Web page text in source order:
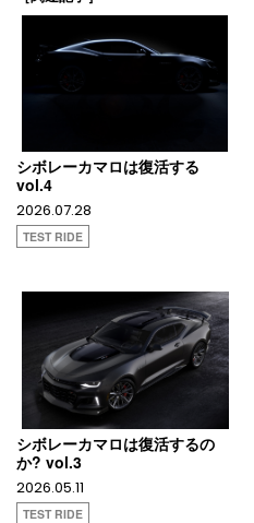
シボレーカマロは復活する
vol.4
2026.07.28
TEST RIDE
シボレーカマロは復活するの
か? vol.3
2026.05.11
TEST RIDE